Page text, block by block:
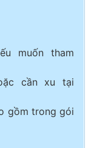
muốn tham
cần xu tại
gồm trong gói